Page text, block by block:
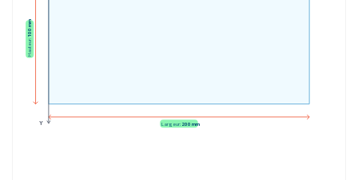
Largeur:200 mm
Hauteur:
100 mm
Y